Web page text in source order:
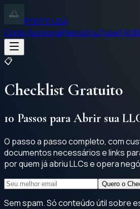
PONTE USA
Como funcionaPlanosYouTubeFAQ
📋
Checklist Gratuito
10 Passos para Abrir sua
O passo a passo completo, com
documentos necessários e links
por quem já abriu LLCs e opera
Quero o
Sem spam. Só conteúdo útil sobre